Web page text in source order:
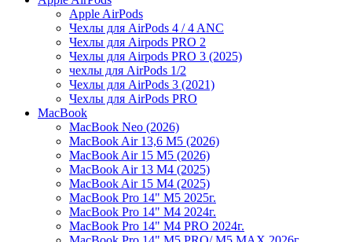
Apple AirPods
Чехлы для AirPods 4 / 4 ANC
Чехлы для Airpods PRO 2
Чехлы для Airpods PRO 3 (2025)
чехлы для AirPods 1/2
Чехлы для AirPods 3 (2021)
Чехлы для AirPods PRO
MacBook
MacBook Neo (2026)
MacBook Air 13,6 M5 (2026)
MacBook Air 15 M5 (2026)
MacBook Air 13 M4 (2025)
MacBook Air 15 M4 (2025)
MacBook Pro 14" M5 2025г.
MacBook Pro 14" M4 2024г.
MacBook Pro 14" M4 PRO 2024г.